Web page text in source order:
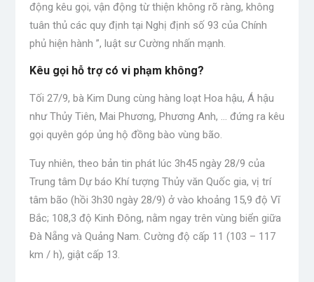
động kêu gọi, vận động từ thiện không rõ ràng, không
tuân thủ các quy định tại Nghị định số 93 của Chính
phủ hiện hành ”, luật sư Cường nhấn mạnh.
Kêu gọi hỗ trợ có vi phạm không?
Tối 27/9, bà Kim Dung cùng hàng loạt Hoa hậu, Á hậu
như Thủy Tiên, Mai Phương, Phương Anh, … đứng ra kêu
gọi quyên góp ủng hộ đồng bào vùng bão.
Tuy nhiên, theo bản tin phát lúc 3h45 ngày 28/9 của
Trung tâm Dự báo Khí tượng Thủy văn Quốc gia, vị trí
tâm bão (hồi 3h30 ngày 28/9) ở vào khoảng 15,9 độ Vĩ
Bắc; 108,3 độ Kinh Đông, nằm ngay trên vùng biển giữa
Đà Nẵng và Quảng Nam. Cường độ cấp 11 (103 – 117
km / h), giật cấp 13.